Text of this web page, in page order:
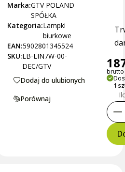
Marka:GTV POLAND
SPÓŁKA
Kategoria:Lampki
biurkowe
EAN:5902801345524
SKU:LB-LIN7W-00-
DEC/GTV
Dodaj do ulubionych
Porównaj
brutto
1